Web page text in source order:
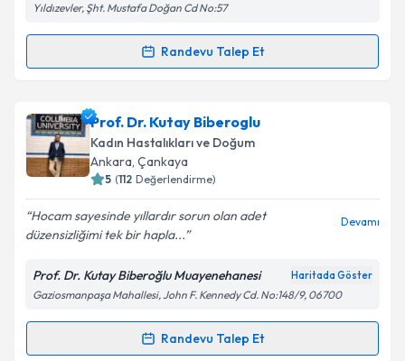
Kişisel verilerimin işlenmesine ilişkin
Metni'ni okudum ve kişisel verilerimin belirtilen
Takvim Talebini Gönder
Yıldızevler, Şht. Mustafa Doğan Cd No:57
Randevu Talep Et
Randevu Takvimi Talebi
Op. Dr. Gülcan Kocaoğlu Hekimoğlu
takvimi talebi oluşturun. Size bu uzmandan randevu
almanız için bir takvim hazırlandığında e-posta ile
bilgilendireceğiz.
E-posta Adresiniz
Kişisel verilerimin işlenmesine ilişkinAydınlatma
Metni'ni okudum ve kişisel verilerimin belirtilen
kapsamda işlenmesini kabul ediyorum.
Prof. Dr. Kutay Biberoglu
Kadın Hastalıkları ve Doğum
Ankara, Çankaya
5 (112 Değerlendirme)
Hocam sayesinde yıllardır sorun olan adet
düzensizliğimi tek bir hapla...
Devamı
Prof. Dr. Kutay Biberoğlu Muayenehanesi Haritada Göster
Gaziosmanpaşa Mahallesi, John F. Kennedy Cd. No:148/9, 06700
Randevu Talep Et
Randevu Takvimi Talebi